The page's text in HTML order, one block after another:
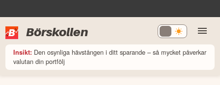
Börskollen
Insikt: Den osynliga hävstången i ditt sparande – så mycket påverkar
valutan din portfölj